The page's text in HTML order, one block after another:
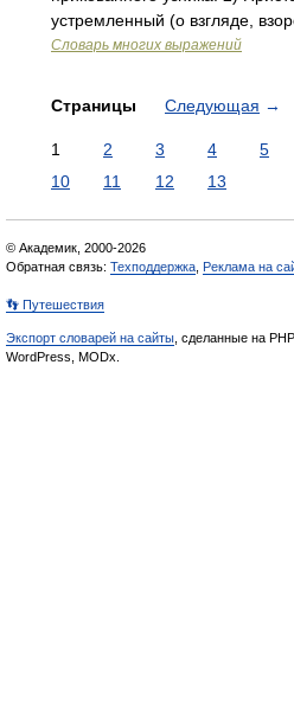
устремленный (о взгляде,
Словарь многих выражений
Страницы Следующая →
1 2 3 4 5
10
11 12 13
© Академик, 2000-2026
Обратная связь: Техподдержка Реклама на
👣 Путешествия
Экспорт словарей на сайты , сделанные на PHP,
WordPress, MODx.